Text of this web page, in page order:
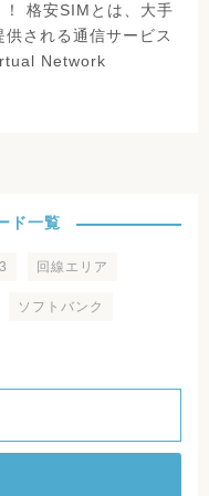
格安SIMとは、大手
される通信サービス
Network
ド一覧
3 回線エリア
ソフトバンク